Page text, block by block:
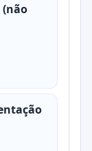
(não